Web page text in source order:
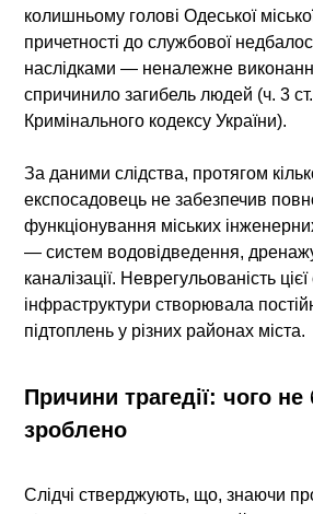
колишньому голові Одеської
причетності до службової
наслідками — неналежне
спричинило загибель людей (ч. 3
Кримінального кодексу України).
За даними слідства, протягом
експосадовець не забезпечив
функціонування міських
— систем водовідведення,
каналізації. Неврегульованість
інфраструктури створювала
підтоплень у різних районах міста.
Причини трагедії: чого не
зроблено
Слідчі стверджують, що, знаючи